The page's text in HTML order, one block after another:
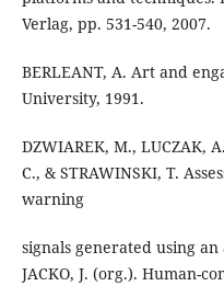
Verlag, pp. 531-540, 2007.
BERLEANT, A. Art and
University, 1991.
DZWIAREK, M., LUCZAK,
C., & STRAWINSKI, T.
warning
signals generated using
JACKO, J. (org.). Human-